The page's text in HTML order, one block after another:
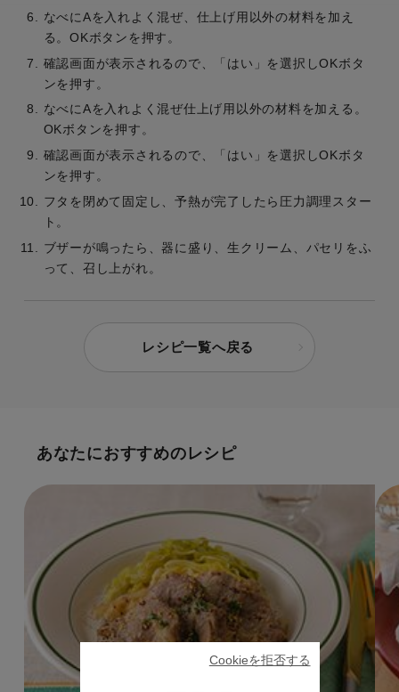
なべにAを入れよく混ぜ、仕上げ用以外の材料を加え
る。OKボタンを押す。
確認画面が表示されるので、「はい」を選択しOKボタ
ンを押す。
なべにAを入れよく混ぜ仕上げ用以外の材料を加える。
OKボタンを押す。
確認画面が表示されるので、「はい」を選択しOKボタ
ンを押す。
フタを閉めて固定し、予熱が完了したら圧力調理スター
ト。
ブザーが鳴ったら、器に盛り、生クリーム、パセリをふ
って、召し上がれ。
レシピ一覧へ戻る
あなたにおすすめのレシピ
Cookieを拒否する